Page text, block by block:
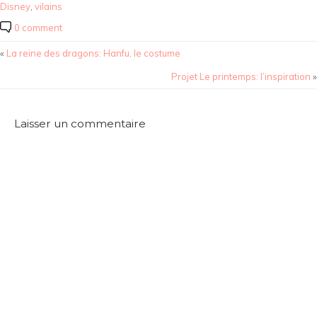
Disney vilains
0 comment
« La reine des dragons: Hanfu, le costume
Projet Le printemps: l’inspiration »
Laisser un commentaire